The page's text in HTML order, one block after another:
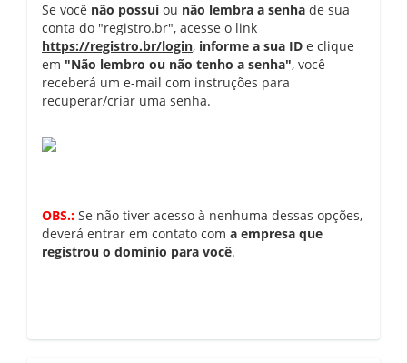
Se você não possuíou não lembra a senha de sua
conta do "registro.br", acesse o link
https://registro.br/login, informe a sua ID e clique
em "Não lembro ou não tenho a senha", você
receberá um e-mail com instruções para
recuperar/criar uma senha.
OBS.: Se não tiver acesso à nenhuma dessas opções,
deverá entrar em contato com a empresa que
registrou o domínio para você.